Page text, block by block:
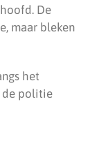
De
maar bleken
het
de politie